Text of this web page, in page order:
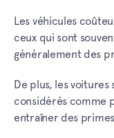
Les véhicules
ceux qui sont
généralement des
De plus, les
considérés comme
entraîner des